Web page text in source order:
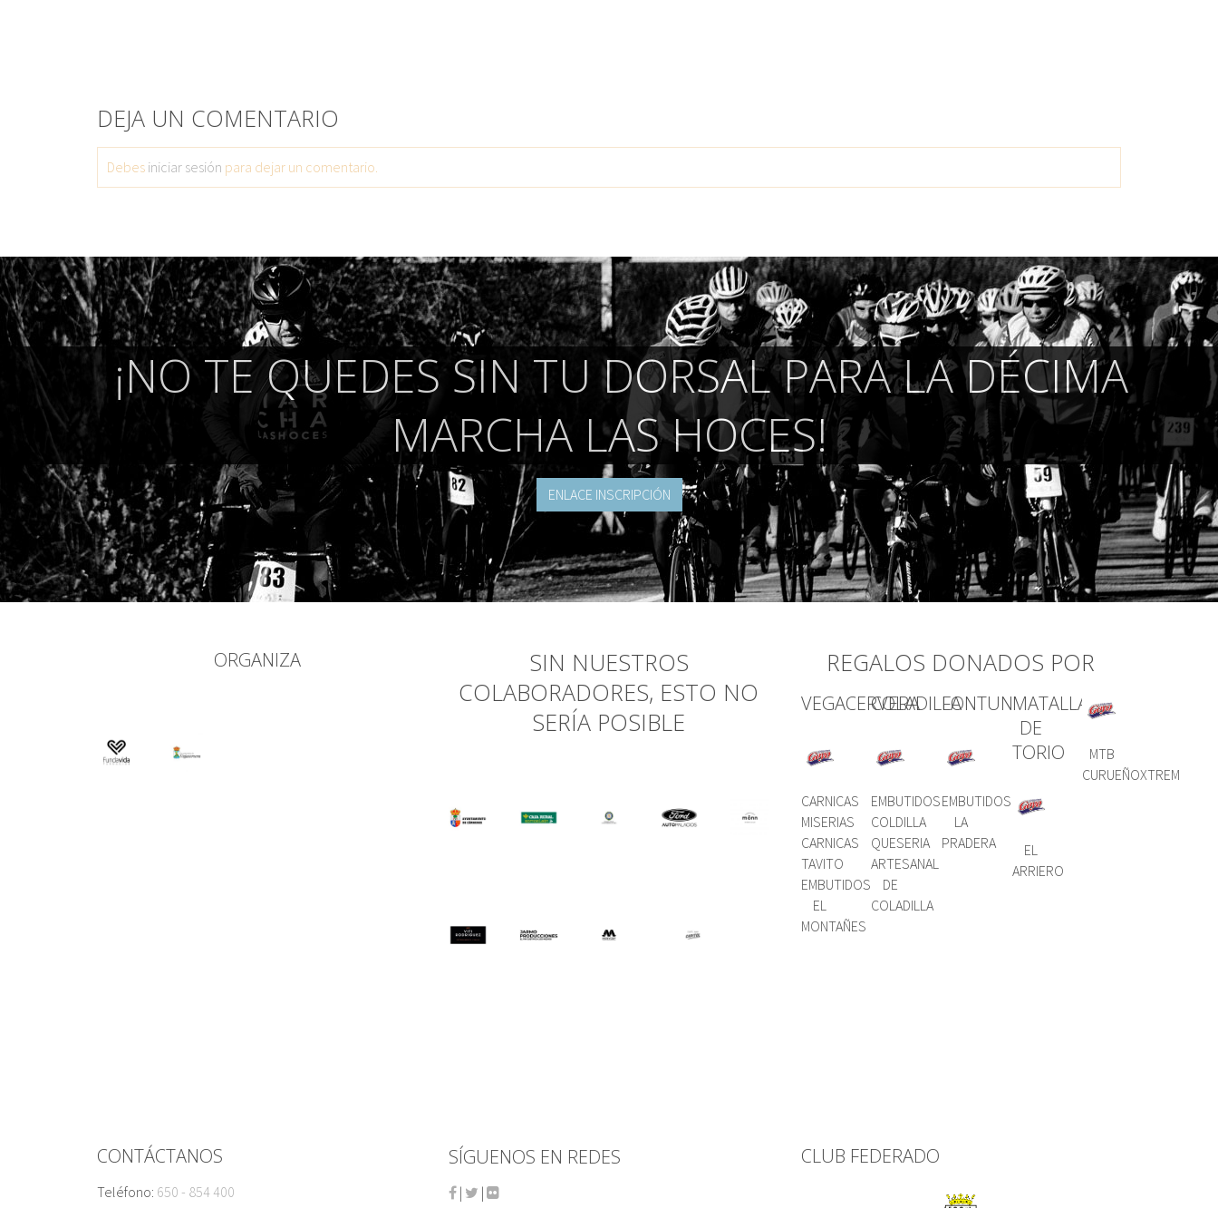
DEJA UN COMENTARIO
Debes iniciar sesión para dejar un comentario.
¡NO TE QUEDES SIN TU DORSAL PARA LA DÉCIMA
MARCHA LAS HOCES!
ENLACE INSCRIPCIÓN
ORGANIZA
SIN NUESTROS
COLABORADORES, ESTO NO
SERÍA POSIBLE
REGALOS DONADOS POR
VEGACERVERA
CARNICAS
MISERIAS
CARNICAS
TAVITO
EMBUTIDOS
EL
MONTAÑES
COLADILLA
EMBUTIDOS
COLDILLA
QUESERIA
ARTESANAL
DE
COLADILLA
FONTUN
EMBUTIDOS
LA
PRADERA
MATALLANA
DE
TORIO
EL
ARRIERO
MTB
CURUEÑOXTREM
CONTÁCTANOS
Teléfono: 650 - 854 400
SÍGUENOS EN REDES
| |
CLUB FEDERADO